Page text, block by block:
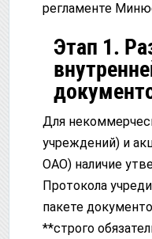
регламенте
Этап 1.
Для
учреждений) и
ОАО) наличие
Протокола
пакете
**строго